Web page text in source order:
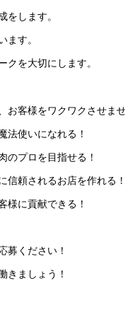
します。
す。
を大切にします。
お客様をワクワクさせま
法使いになれる！
のプロを目指せる！
信頼されるお店を作れる！
様に貢献できる！
募ください！
きましょう！